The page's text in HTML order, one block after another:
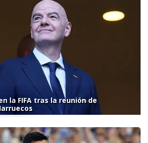
la FIFA tras la reunión de